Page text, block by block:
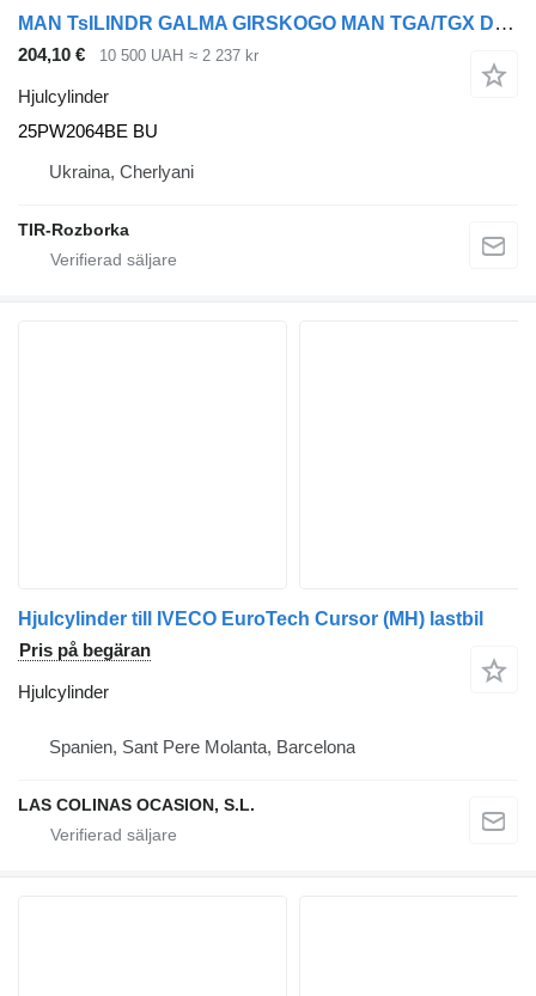
MAN TsILINDR GALMA GIRSKOGO MAN TGA/TGX D20/D26 >2004 51521600002 25PW2064BE BU hjulcylinder till MAN TGA, TGX dragbil
204,10 € 10 500 UAH ≈ 2 237 kr
Hjulcylinder
25PW2064BE BU
Ukraina, Cherlyani
TIR-Rozborka
Hjulcylinder till IVECO EuroTech Cursor (MH) lastbil
Pris på begäran
Hjulcylinder
Spanien, Sant Pere Molanta, Barcelona
LAS COLINAS OCASION, S.L.